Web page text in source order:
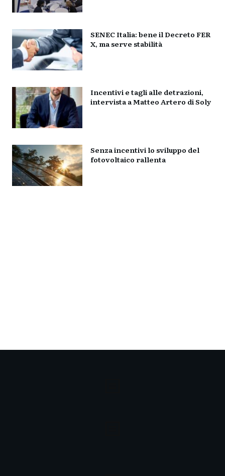
SENEC Italia: bene il Decreto FER
X, ma serve stabilità
Incentivi e tagli alle detrazioni,
intervista a Matteo Artero di Soly
Senza incentivi lo sviluppo del
fotovoltaico rallenta